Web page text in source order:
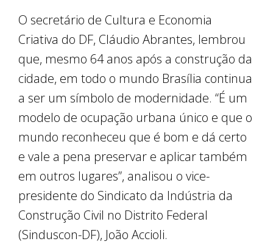
O secretário de Cultura e Economia
Criativa do DF, Cláudio Abrantes, lembrou
que, mesmo 64 anos após a construção da
cidade, em todo o mundo Brasília continua
a ser um símbolo de modernidade. “É um
modelo de ocupação urbana único e que o
mundo reconheceu que é bom e dá certo
e vale a pena preservar e aplicar também
em outros lugares”, analisou o vice-
presidente do Sindicato da Indústria da
Construção Civil no Distrito Federal
(Sinduscon-DF), João Accioli.